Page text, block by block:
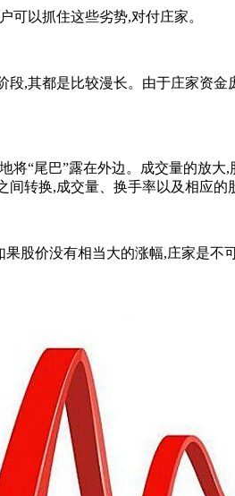
以抓住这些劣势,对付庄家。
其都是比较漫长。由于庄家资金
“尾巴”露在外边。成交量的放大
转换,成交量、换手率以及相应的
价没有相当大的涨幅,庄家是不